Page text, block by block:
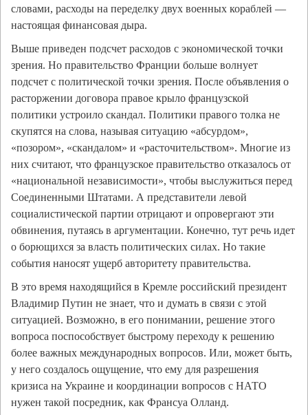
словами, расходы на переделку двух военных кораблей —
настоящая финансовая дыра.
Выше приведен подсчет расходов с экономической точки
зрения. Но правительство Франции больше волнует
подсчет с политической точки зрения. После объявления о
расторжении договора правое крыло французской
политики устроило скандал. Политики правого толка не
скупятся на слова, называя ситуацию «абсурдом»,
«позором», «скандалом» и «расточительством». Многие из
них считают, что французское правительство отказалось от
«национальной независимости», чтобы выслужиться перед
Соединенными Штатами. А представители левой
социалистической партии отрицают и опровергают эти
обвинения, путаясь в аргументации. Конечно, тут речь идет
о борющихся за власть политических силах. Но такие
события наносят ущерб авторитету правительства.
В это время находящийся в Кремле российский президент
Владимир Путин не знает, что и думать в связи с этой
ситуацией. Возможно, в его понимании, решение этого
вопроса поспособствует быстрому переходу к решению
более важных международных вопросов. Или, может быть,
у него создалось ощущение, что ему для разрешения
кризиса на Украине и координации вопросов с НАТО
нужен такой посредник, как Франсуа Олланд.